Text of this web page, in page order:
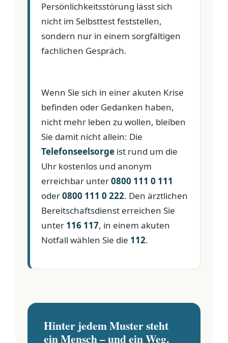
Persönlichkeitsstörung lässt sich
nicht im Selbsttest feststellen,
sondern nur in einem sorgfältigen
fachlichen Gespräch.
Wenn Sie sich in einer akuten Krise
befinden oder Gedanken haben,
nicht mehr leben zu wollen, bleiben
Sie damit nicht allein: Die
Telefonseelsorge ist rund um die
Uhr kostenlos und anonym
erreichbar unter0800 111 0 111
oder0800 111 0 222. Den ärztlichen
Bereitschaftsdienst erreichen Sie
unter 116 117, in einem akuten
Notfall wählen Sie die 112.
Hinter jedem Muster steht
ein Mensch – und ein Weg.